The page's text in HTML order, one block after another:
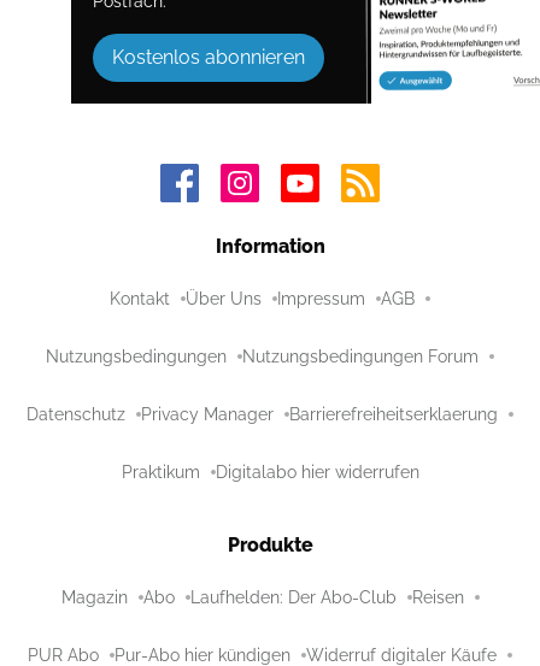
Kostenlos abonnieren
Information
Kontakt Über Uns Impressum AGB
Nutzungsbedingungen Nutzungsbedingungen Forum
Datenschutz Privacy Manager Barrierefreiheitserklaerung
Praktikum Digitalabo hier widerrufen
Produkte
Magazin Abo Laufhelden: Der Abo-Club Reisen
PUR Abo Pur-Abo hier kündigen Widerruf digitaler Käufe